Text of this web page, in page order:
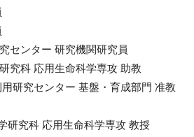
センター 研究機関研究員
究科 応用生命科学専攻 助教
研究センター 基盤・育成部門 准教
研究科 応用生命科学専攻 教授